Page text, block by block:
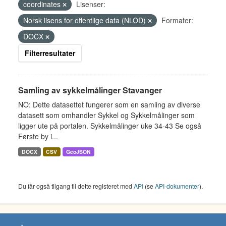
coordinates
Lisenser:
Norsk lisens for offentlige data (NLOD)
Formater:
DOCX
Filterresultater
Samling av sykkelmålinger Stavanger
NO: Dette datasettet fungerer som en samling av diverse
datasett som omhandler Sykkel og Sykkelmålinger som
ligger ute på portalen. Sykkelmålinger uke 34-43 Se også
Første by i...
DOCX CSV GeoJSON
Du får også tilgang til dette registeret med API (seAPI-dokumenter).